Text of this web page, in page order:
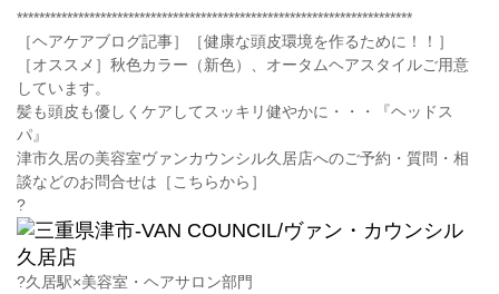
***********************************************************************
［ヘアケアブログ記事］［健康な頭皮環境を作るために！！］
［オススメ］秋色カラー（新色）、オータムヘアスタイルご用意
しています。
髪も頭皮も優しくケアしてスッキリ健やかに・・・『ヘッドス
パ』
津市久居の美容室ヴァンカウンシル久居店へのご予約・質問・相
談などのお問合せは［こちらから］
?
?久居駅×美容室・ヘアサロン部門